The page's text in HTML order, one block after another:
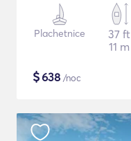
Plachetnice
37 ft
11 m
$638 /noc